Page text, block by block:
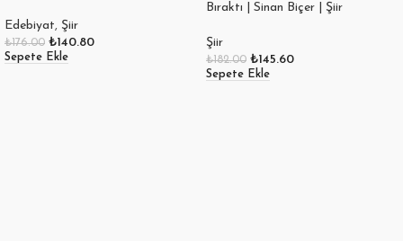
Edebiyat, Şiir
₺176.00 ₺140.80
Sepete Ekle
Bıraktı | Sinan Biçer | Şiir
Şiir
₺182.00 ₺145.60
Sepete Ekle